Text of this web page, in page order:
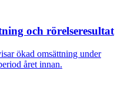
och rörelseresultat
ökad omsättning under
året innan.